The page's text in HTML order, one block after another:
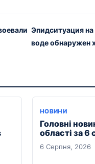
Эпидситуация
воде обнаружен
НОВИНИ
Головні
області за 6
6 Серпня, 2026